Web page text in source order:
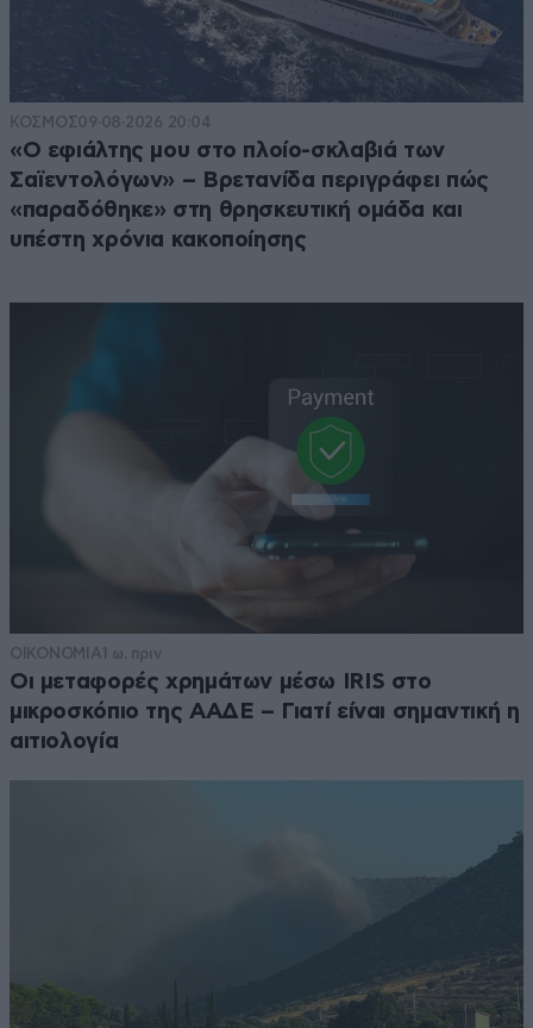
ΚΟΣΜΟΣ09·08·2026 20:04
«Ο εφιάλτης μου στο πλοίο-σκλαβιά των
Σαϊεντολόγων» – Βρετανίδα περιγράφει πώς
«παραδόθηκε» στη θρησκευτική ομάδα και
υπέστη χρόνια κακοποίησης
ΟΙΚΟΝΟΜΙΑ1 ω. πριν
Οι μεταφορές χρημάτων μέσω IRIS στο
μικροσκόπιο της ΑΑΔΕ – Γιατί είναι σημαντική η
αιτιολογία